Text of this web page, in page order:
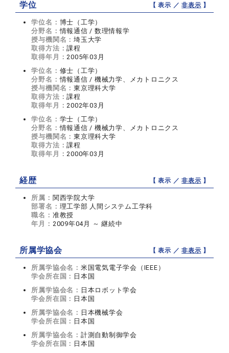
学位 【 表示 ／非表示 】
学位名： 博士（工学）
分野名：情報通信 / 数理情報学
授与機関名：埼玉大学
取得方法：課程
取得年月：2005年03月
学位名： 修士（工学）
分野名：情報通信 / 機械力学、メカトロニクス
授与機関名：東京理科大学
取得方法：課程
取得年月：2002年03月
学位名： 学士（工学）
分野名：情報通信 / 機械力学、メカトロニクス
授与機関名：東京理科大学
取得方法：課程
取得年月：2000年03月
経歴 【 表示 ／非表示 】
所属： 関西学院大学
部署名： 理工学部 人間システム工学科
職名： 准教授
年月： 2009年04月 ～ 継続中
所属学協会 【 表示 ／非表示 】
所属学協会名： 米国電気電子学会（IEEE）
学会所在国： 日本国
所属学協会名： 日本ロボット学会
学会所在国： 日本国
所属学協会名： 日本機械学会
学会所在国： 日本国
所属学協会名： 計測自動制御学会
学会所在国： 日本国